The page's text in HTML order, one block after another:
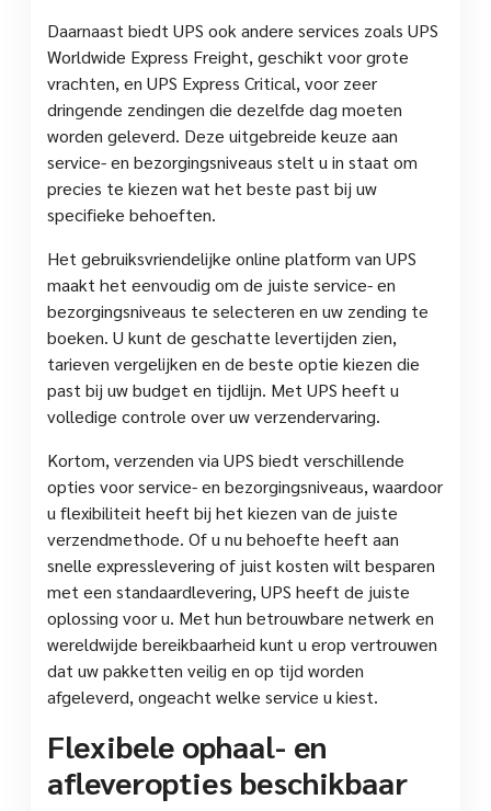
Daarnaast biedt UPS ook andere services zoals UPS
Worldwide Express Freight, geschikt voor grote
vrachten, en UPS Express Critical, voor zeer
dringende zendingen die dezelfde dag moeten
worden geleverd. Deze uitgebreide keuze aan
service- en bezorgingsniveaus stelt u in staat om
precies te kiezen wat het beste past bij uw
specifieke behoeften.
Het gebruiksvriendelijke online platform van UPS
maakt het eenvoudig om de juiste service- en
bezorgingsniveaus te selecteren en uw zending te
boeken. U kunt de geschatte levertijden zien,
tarieven vergelijken en de beste optie kiezen die
past bij uw budget en tijdlijn. Met UPS heeft u
volledige controle over uw verzendervaring.
Kortom, verzenden via UPS biedt verschillende
opties voor service- en bezorgingsniveaus, waardoor
u flexibiliteit heeft bij het kiezen van de juiste
verzendmethode. Of u nu behoefte heeft aan
snelle expresslevering of juist kosten wilt besparen
met een standaardlevering, UPS heeft de juiste
oplossing voor u. Met hun betrouwbare netwerk en
wereldwijde bereikbaarheid kunt u erop vertrouwen
dat uw pakketten veilig en op tijd worden
afgeleverd, ongeacht welke service u kiest.
Flexibele ophaal- en
afleveropties beschikbaar